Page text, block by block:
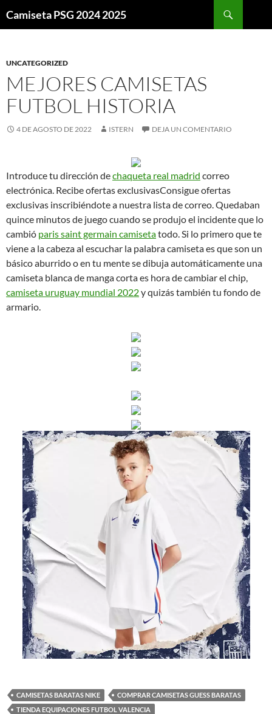
Camiseta PSG 2024 2025
UNCATEGORIZED
MEJORES CAMISETAS
FUTBOL HISTORIA
4 DE AGOSTO DE 2022 ISTERN DEJA UN COMENTARIO
Introduce tu dirección dechaqueta real madrid correo
electrónica. Recibe ofertas exclusivasConsigue ofertas
exclusivas inscribiéndote a nuestra lista de correo. Quedaban
quince minutos de juego cuando se produjo el incidente que lo
cambió paris saint germain camisetatodo. Si lo primero que te
viene a la cabeza al escuchar la palabra camiseta es que son un
básico aburrido o en tu mente se dibuja automáticamente una
camiseta blanca de manga corta es hora de cambiar el chip,
camiseta uruguay mundial 2022y quizás también tu fondo de
armario.
CAMISETAS BARATAS NIKE
COMPRAR CAMISETAS GUESS BARATAS
TIENDA EQUIPACIONES FUTBOL VALENCIA